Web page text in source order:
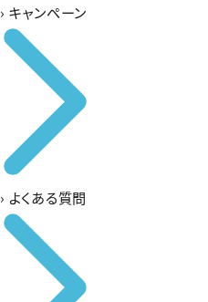
› キャンペーン
› よくある質問